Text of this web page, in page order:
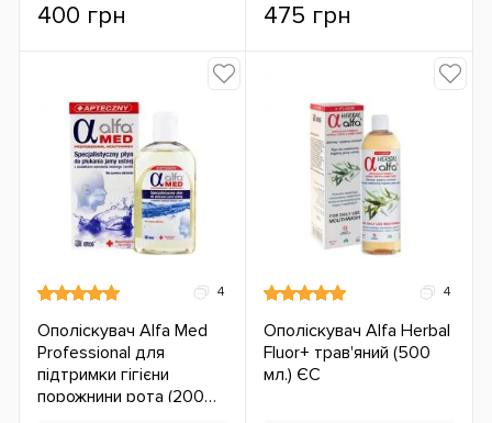
400 грн 475 грн
4
Ополіскувач Alfa Med
Professional для
підтримки гігієни
порожнини рота (200
4
Ополіскувач Alfa Herbal
Fluor+ трав'яний (500
мл.) ЄС